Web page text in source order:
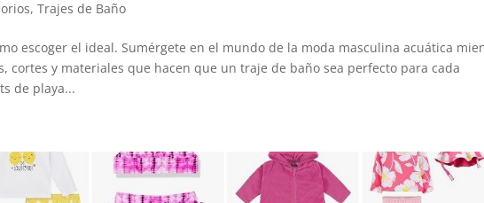
,Trajes de Baño
escoger el ideal. Sumérgete en el mundo de la moda masculina acuática
cortes y materiales que hacen que un traje de baño sea perfecto para cada
de playa...